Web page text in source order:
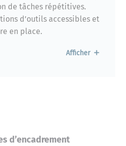
de tâches répétitives.
d’outils accessibles et
en place.
données et prise de
par IA.
: L’art du Prompting
Afficher
d’encadrement